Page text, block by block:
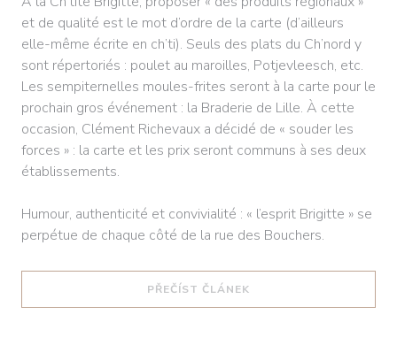
et de qualité est le mot d’ordre de la carte (d’ailleurs
elle-même écrite en ch’ti). Seuls des plats du Ch’nord y
sont répertoriés : poulet au maroilles, Potjevleesch, etc.
Les sempiternelles moules-frites seront à la carte pour le
prochain gros événement : la Braderie de Lille. À cette
occasion, Clément Richevaux a décidé de « souder les
forces » : la carte et les prix seront communs à ses deux
établissements.
Humour, authenticité et convivialité : « l’esprit Brigitte » se
perpétue de chaque côté de la rue des Bouchers.
PŘEČÍST ČLÁNEK((OTEVŘE SE V NOVÉM